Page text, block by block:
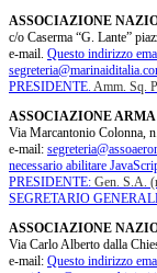
ASSOCIAZIONE
c/o Caserma “G. Lante”
e-mail. Questo indirizzo
PRESIDENTE. Amm. Sq.
ASSOCIAZIONE
Via Marcantonio Colonna,
e-mail:
necessario abilitare
PRESIDENTE: Gen. S.A.
SEGRETARIO
ASSOCIAZIONE
Via Carlo Alberto dalla
e-mail: Questo indirizzo